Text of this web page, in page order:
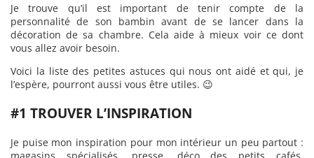
Je trouve qu’il est important de tenir compte de la
personnalité de son bambin avant de se lancer dans la
décoration de sa chambre. Cela aide à mieux voir ce dont
vous allez avoir besoin.
Voici la liste des petites astuces qui nous ont aidé et qui, je
l’espère, pourront aussi vous être utiles. 😉
#1 TROUVER L’INSPIRATION
Je puise mon inspiration pour mon intérieur un peu partout :